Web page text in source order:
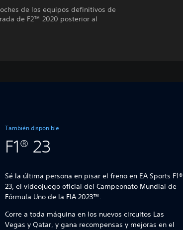
de los equipos definitivos de
de F2™ 2020 posterior al
También disponible
F1® 23
Sé la última persona en pisar el freno en EA Sports F1®
23, el videojuego oficial del Campeonato Mundial de
Fórmula Uno de la FIA 2023™.
Corre a toda máquina en los nuevos circuitos Las
Vegas y Qatar, y gana recompensas y mejoras en el